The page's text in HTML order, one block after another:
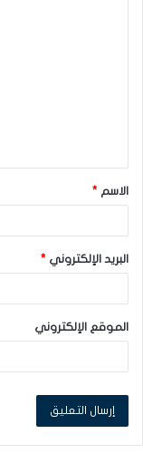
ق
*
الاسم *
البريد الإلكتروني *
الموقع الإلكتروني